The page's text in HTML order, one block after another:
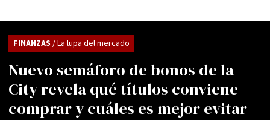
Nuevo semáforo de bonos de la
City revela qué títulos conviene
comprar y cuáles es mejor evitar
FINANZAS / La lupa del mercado